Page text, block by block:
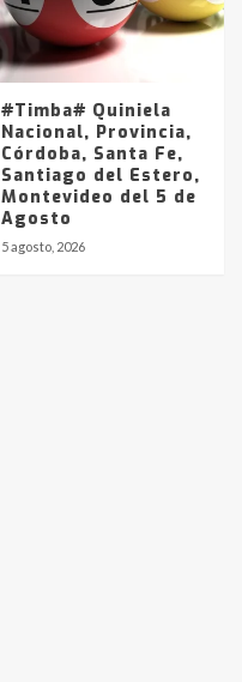
#Timba# Quiniela
Nacional, Provincia,
Córdoba, Santa Fe,
Santiago del Estero,
Montevideo del 5 de
Agosto
5 agosto, 2026